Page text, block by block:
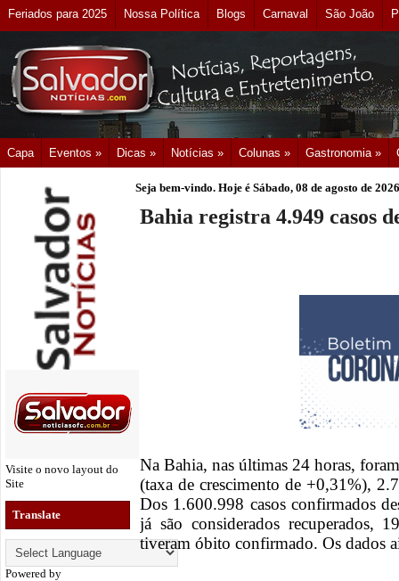
Feriados para 2025 Nossa Política Blogs Carnaval São João
Capa Eventos » Dicas » Notícias » Colunas » Gastronomia »
Visite o novo layout do
Site
Translate
Powered by
Seja bem-vindo. Hoje é Sábado, 08 de agosto de 2026
Bahia registra 4.949 casos
Na Bahia, nas últimas 24 horas,
(taxa de crescimento de +0,31%),
Dos 1.600.998 casos confirmados
já são considerados recuperados,
tiveram óbito confirmado. Os dados